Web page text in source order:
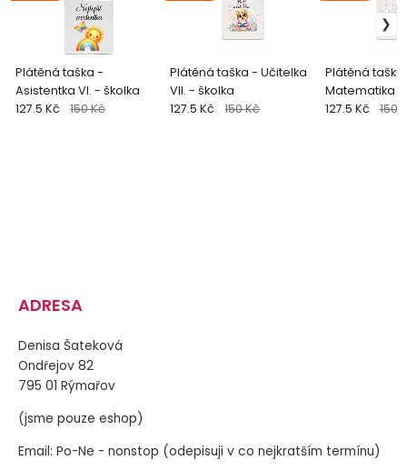
Plátěná taška -
Asistentka VI. - školka
127.5 Kč 150 Kč
Plátěná taška - Učitelka
VII. - školka
127.5 Kč 150 Kč
Plátěná taška
Matematika -
127.5 Kč 150
ADRESA
Denisa Šateková
Ondřejov 82
795 01 Rýmařov
(jsme pouze eshop)
Email: Po-Ne - nonstop (odepisuji v co nejkratším termínu)